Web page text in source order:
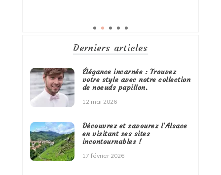
Derniers articles
Élégance incarnée : Trouvez
votre style avec notre collection
de noeuds papillon.
12 mai 2026
Découvrez et savourez l’Alsace
en visitant ses sites
incontournables !
17 février 2026